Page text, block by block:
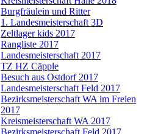
Burgfräulein und Ritter
1. Landesmeisterschaft 3D
Zeltlager kids 2017
Rangliste 2017
Landesmeisterschaft 2017
TZ HZ Cäpple
Besuch aus Ostdorf 2017
Landesmeisterschaft Feld 2017
Bezirksmeisterschaft WA im Freien
2017
Kreismeisterschaft WA 2017
Bezirksmeisterschaft Feld 2017